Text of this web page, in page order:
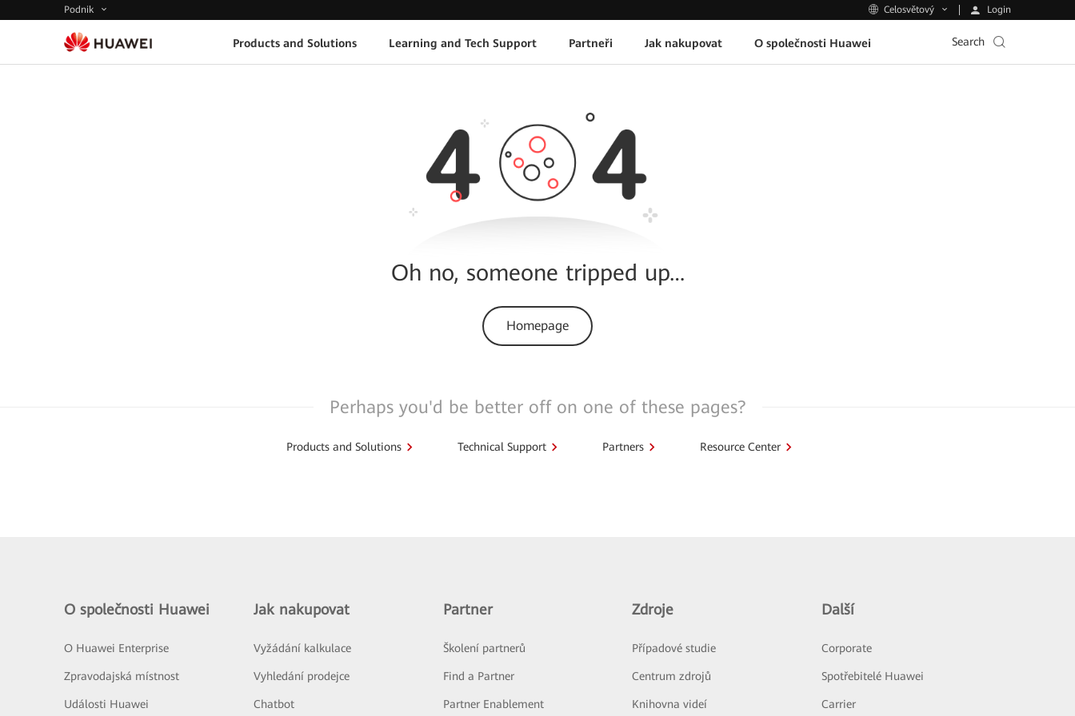
Podnik Celosvětový Login
Products and Solutions Learning and Tech Support Partneři Jak nakupovat O společnosti Huawei Search
Oh no, someone tripped up…
Homepage
Perhaps you'd be better off on one of these pages?
Products and Solutions Technical Support Partners Resource Center
O společnosti Huawei
O Huawei Enterprise
Zpravodajská místnost
Události Huawei
Jak nakupovat
Vyžádání kalkulace
Vyhledání prodejce
Chatbot
Partner
Školení partnerů
Find a Partner
Partner Enablement
Zdroje
Případové studie
Centrum zdrojů
Knihovna videí
Další
Corporate
Spotřebitelé Huawei
Carrier